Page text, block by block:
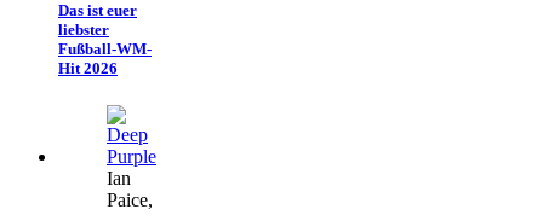
Das ist euer
liebster
Fußball-WM-
Hit 2026
Ian
Paice,